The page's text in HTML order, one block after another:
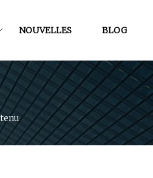
NOUVELLES BLOG